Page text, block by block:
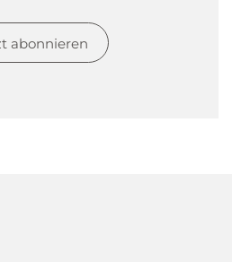
abonnieren